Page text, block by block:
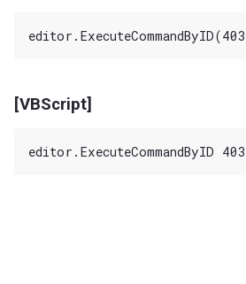
[VBScript]